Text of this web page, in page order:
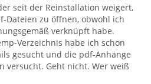
seit der Reinstallation weigert,
Dateien zu öffnen, obwohl ich
verknüpft habe.
Verzeichnis habe ich schon
gesucht und die pdf-Anhänge
versucht. Geht nicht. Wer weiß